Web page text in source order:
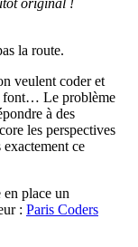
la route.
veulent coder et
font… Le problème
à des
les perspectives
ce
en place un
: Paris Coders